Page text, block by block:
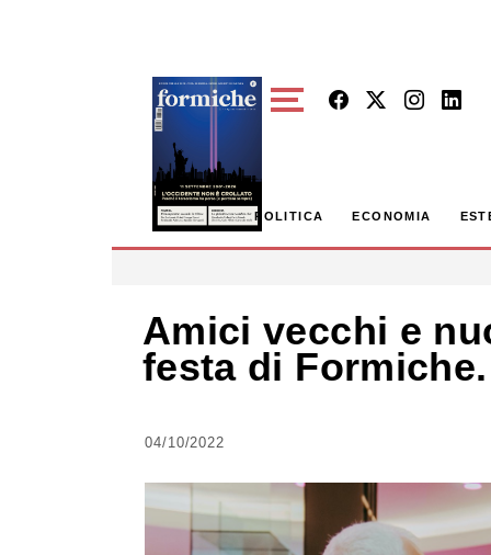
POLITICA ECONOMIA
Amici vecchi e
festa di
04/10/2022